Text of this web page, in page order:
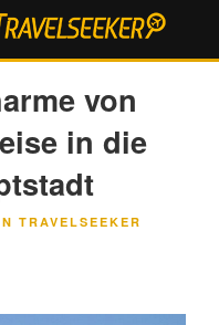
von
in die
TRAVELSEEKER